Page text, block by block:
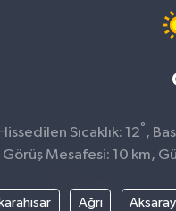
Sıcaklık: 12° ,
Görüş Mesafesi: 10 km,
Ağrı Aksaray